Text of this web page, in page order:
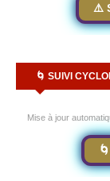
⚠️
🌀 SUIVI
Mise à jour